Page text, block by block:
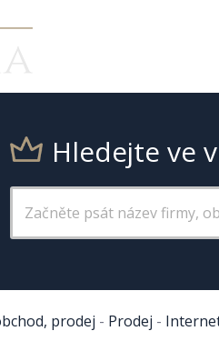
Hledejte ve
prodej - Prodej -